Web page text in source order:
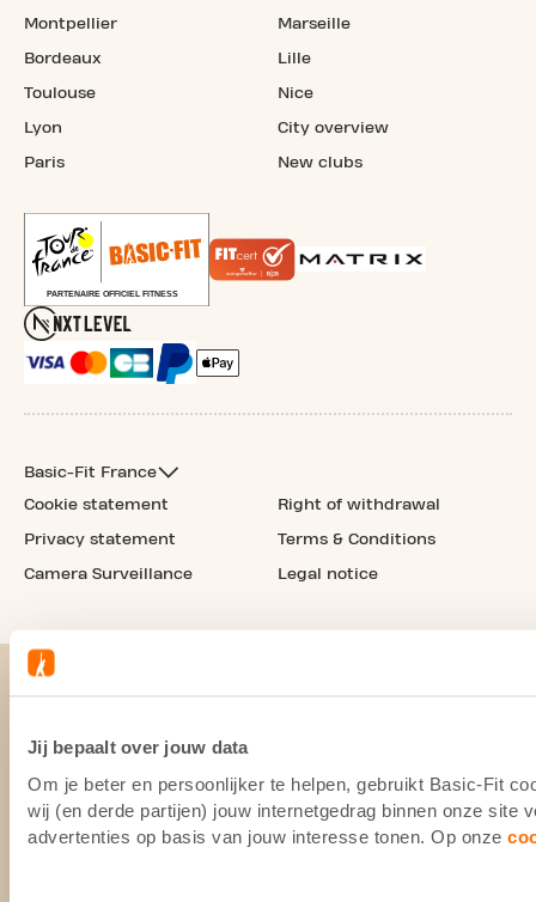
Jij bepaalt over jouw data
Om je beter en persoonlijker te helpen, gebruikt Basic-Fit
wij (en derde partijen) jouw internetgedrag binnen onze site
advertenties op basis van jouw interesse tonen. Op onze
Montpellier
Bordeaux
Toulouse
Lyon
Paris
Marseille
Lille
Nice
City overview
New clubs
Basic-Fit France
Cookie statement
Privacy statement
Camera Surveillance
Right of withdrawal
Terms & Conditions
Legal notice